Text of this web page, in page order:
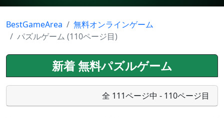
BestGameArea
無料オンラインゲーム
パズルゲーム (110ページ目)
新着 無料パズルゲーム
全 111ページ中 - 110ページ目